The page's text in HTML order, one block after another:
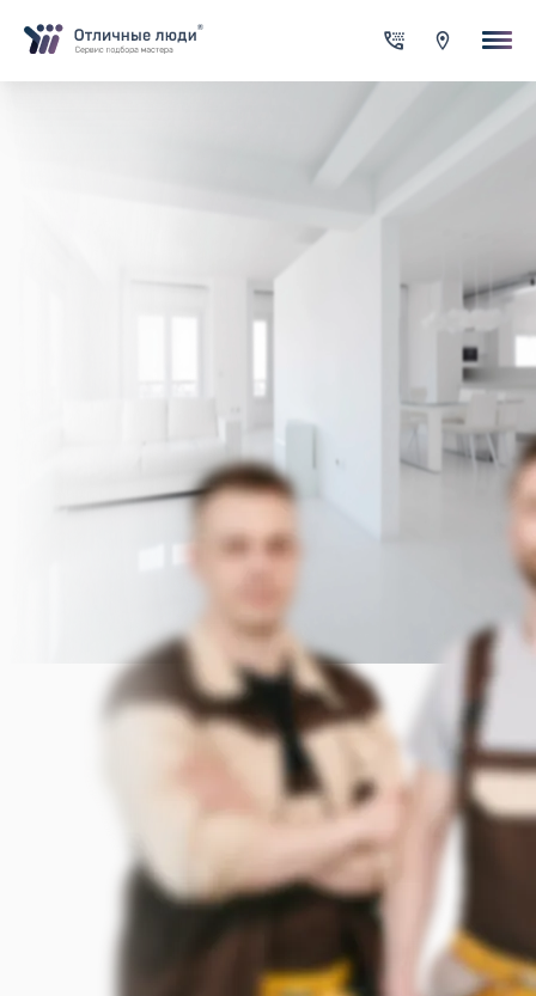
За каждый оформленный заказ вы получаете Cash-back на
счет
Опишите задачу
Прикрепить фото (до 5 шт.)
(Подсказка: фото помогут мастеру
точнее оценить задачу)
Заказать
обработки данных